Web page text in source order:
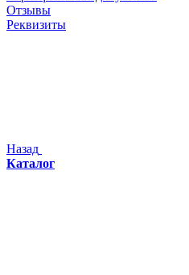
Отзывы
Реквизиты
Назад
Каталог